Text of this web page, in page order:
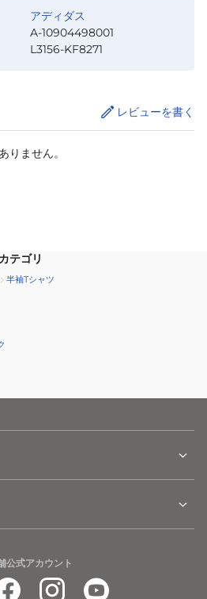
アディダス
A-10904498001
L3156-KF8271
レビューを書く
りません。
テゴリ
半袖Tシャツ
公式アカウント